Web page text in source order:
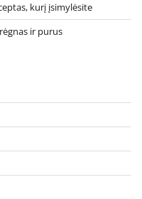
kurį įsimylėsite
ir purus